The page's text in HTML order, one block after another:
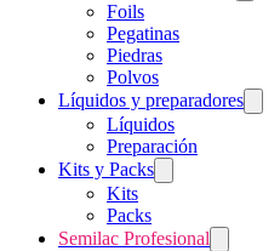
Foils
Pegatinas
Piedras
Polvos
Líquidos y preparadores
Líquidos
Preparación
Kits y Packs
Kits
Packs
Semilac Profesional